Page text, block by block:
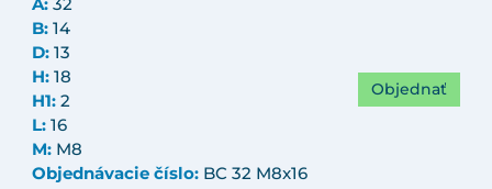
A: 32
B: 14
D: 13
H: 18
H1: 2
L: 16
M: M8
Objednávacie číslo: BC 32 M8x16
Objednať